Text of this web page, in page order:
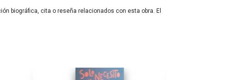
biográfica, cita o reseña relacionados con esta obra. El